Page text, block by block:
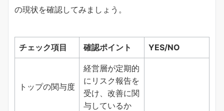
の現状を確認してみましょう。
チェック項目 確認ポイント YES/NO
トップの関与度
経営層が定期的
にリスク報告を
受け、改善に関
与しているか